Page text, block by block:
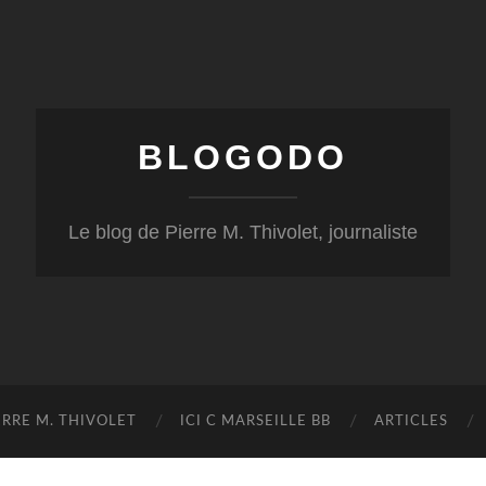
BLOGODO
Le blog de Pierre M. Thivolet, journaliste
M. THIVOLET ICI C MARSEILLE BB ARTICLES